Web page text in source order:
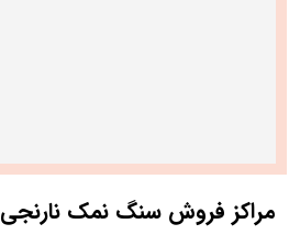
مراکز فروش سنگ نمک نارنجی